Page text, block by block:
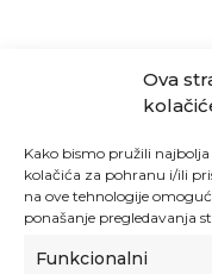
Ova
Kako bismo pružili
kolačića za pohranu i/ili
na ove tehnologije
ponašanje pregledavanja
Funkcionalni